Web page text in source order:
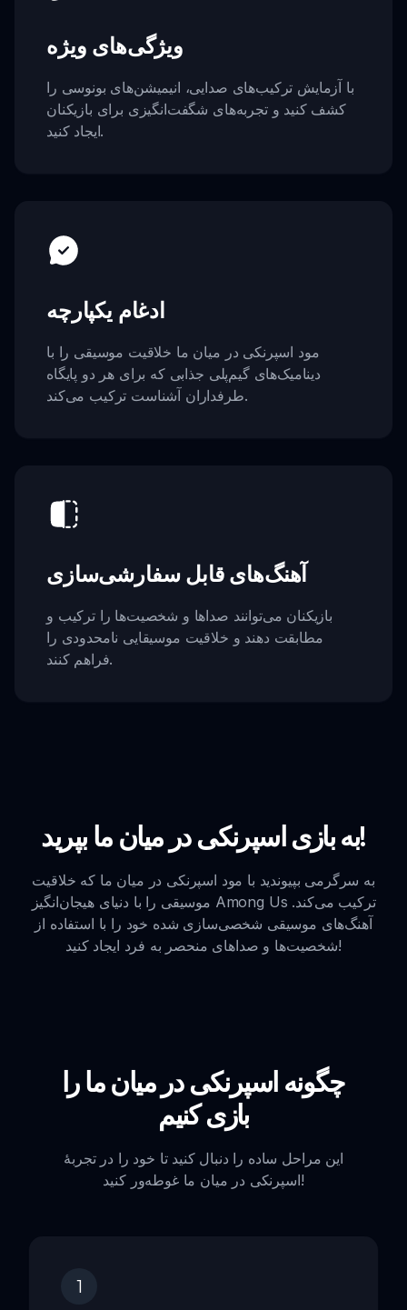
ویژگی‌های ویژه
با آزمایش ترکیب‌های صدایی، انیمیشن‌های بونوسی را
کشف کنید و تجربه‌های شگفت‌انگیزی برای بازیکنان
ایجاد کنید.
ادغام یکپارچه
مود اسپرنکی در میان ما خلاقیت موسیقی را با
دینامیک‌های گیم‌پلی جذابی که برای هر دو پایگاه
طرفداران آشناست ترکیب می‌کند.
آهنگ‌های قابل سفارشی‌سازی
بازیکنان می‌توانند صداها و شخصیت‌ها را ترکیب و
مطابقت دهند و خلاقیت موسیقایی نامحدودی را
فراهم کنند.
به بازی اسپرنکی در میان ما بپرید!
به سرگرمی بپیوندید با مود اسپرنکی در میان ما که خلاقیت
موسیقی را با دنیای هیجان‌انگیز Among Us ترکیب می‌کند.
آهنگ‌های موسیقی شخصی‌سازی شده خود را با استفاده از
شخصیت‌ها و صداهای منحصر به فرد ایجاد کنید!
چگونه اسپرنکی در میان ما را
بازی کنیم
این مراحل ساده را دنبال کنید تا خود را در تجربهٔ
اسپرنکی در میان ما غوطه‌ور کنید!
1